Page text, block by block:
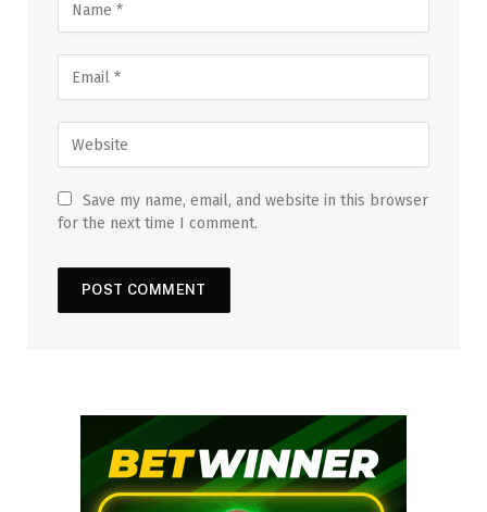
Save my name, email, and website in this browser
for the next time I comment.